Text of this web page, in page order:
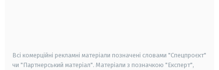
Всі комерційні рекламні матеріали позначені словами "Спецпроєкт"
чи "Партнерський матеріал". Матеріали з позначкою "Експерт",